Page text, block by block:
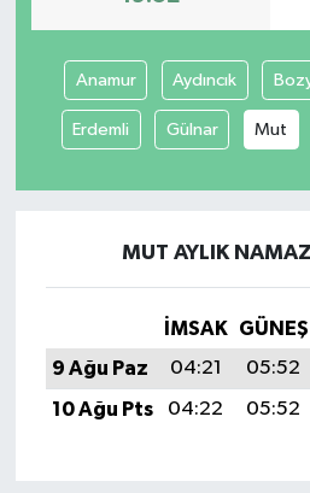
Anamur Aydıncık
Erdemli Gülnar Mut
MUT AYLIK
İMSAK GÜNEŞ
9 Ağu Paz
04:21 05:52
10 Ağu Pts
04:22 05:52